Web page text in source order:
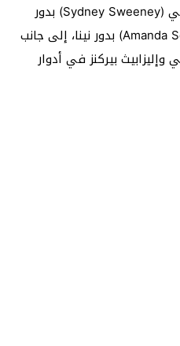
الفيلم من بطولة سيدني سويني (Sydney Sweeney) بدور
ميلي وأماندا سيفريد (Amanda Seyfried) بدور نينا، إلى جانب
بيركنز في أدوار